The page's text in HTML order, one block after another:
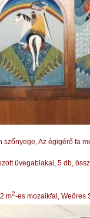
Az égigérő fa
üvegablakai, 5 db,
m2-es mozaikfal, Weöres